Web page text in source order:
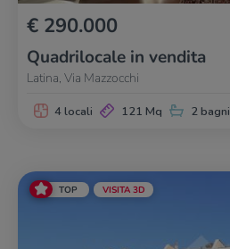
€ 290.000
Quadrilocale in vendita
Latina, Via Mazzocchi
4 locali 121 Mq 2 bagni
TOP VISITA 3D